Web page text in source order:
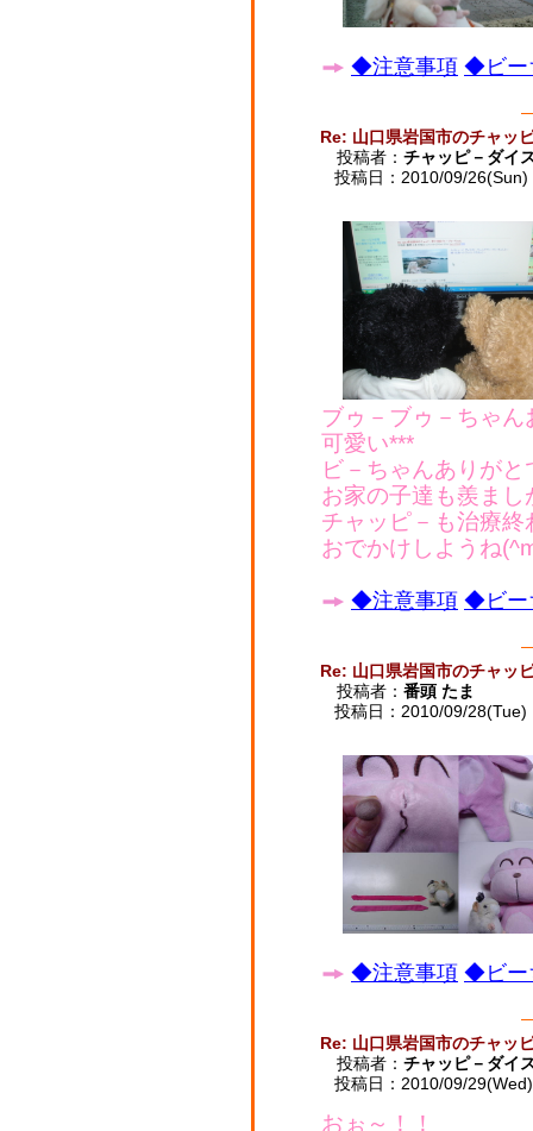
◆注意事項 ◆ビー
Re: 山口県岩国市のチャッ
投稿者： チャッピ－ダイ
投稿日：2010/09/
ブゥ－ブゥ－ちゃ
可愛い***
ビ－ちゃんありがと
お家の子達も羨まし
チャッピ－も治療終
おでかけしようね
◆注意事項 ◆ビー
Re: 山口県岩国市のチャッ
投稿者： 番頭 たま
投稿日：2010/09/
◆注意事項 ◆ビー
Re: 山口県岩国市のチャッ
投稿者： チャッピ－ダイ
投稿日：2010/09/
おぉ～！！